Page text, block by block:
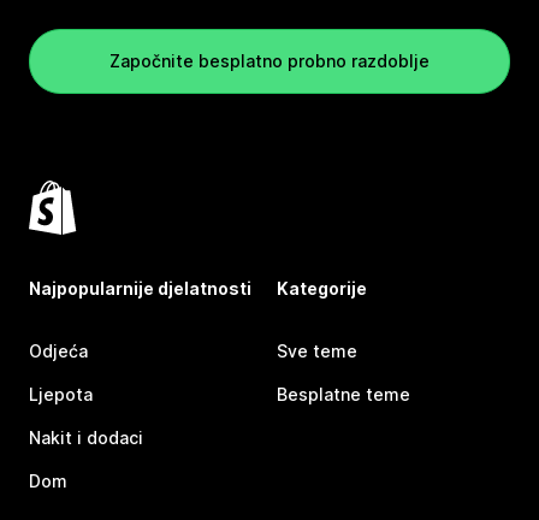
Započnite besplatno probno razdoblje
Najpopularnije djelatnosti
Odjeća
Ljepota
Nakit i dodaci
Dom
Kategorije
Sve teme
Besplatne teme